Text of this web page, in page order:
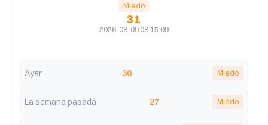
Miedo
31
2026-08-09 08:15:09
Ayer 30 Miedo
La semana pasada 27 Miedo